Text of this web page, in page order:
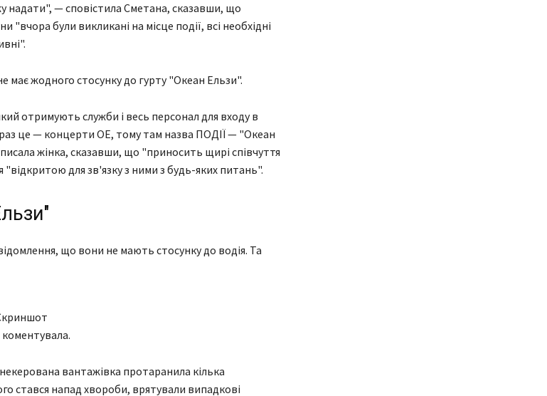
надати", — сповістила Сметана, сказавши, що
"вчора були викликані на місце події, всі необхідні
має жодного стосунку до гурту "Океан Ельзи".
отримують служби і весь персонал для входу в
це — концерти ОЕ, тому там назва ПОДІЇ — "Океан
жінка, сказавши, що "приносить щирі співчуття
для зв'язку з ними з будь-яких питань".
що вони не мають стосунку до водія. Та
вантажівка протаранила кілька
стався напад хвороби, врятували випадкові